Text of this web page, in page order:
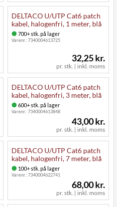
DELTACO U/UTP Cat6 patch
kabel, halogenfri, 1 meter, blå
700+ stk. på lager
Varenr.:7340004613725
pr. stk. | inkl. moms
32,25 kr.
DELTACO U/UTP Cat6 patch
kabel, halogenfri, 3 meter, blå
600+ stk. på lager
Varenr.:7340004613848
pr. stk. | inkl. moms
43,00 kr.
DELTACO U/UTP Cat6 patch
kabel, halogenfri, 7 meter, blå
100+ stk. på lager
Varenr.:7340004622741
pr. stk. | inkl. moms
68,00 kr.